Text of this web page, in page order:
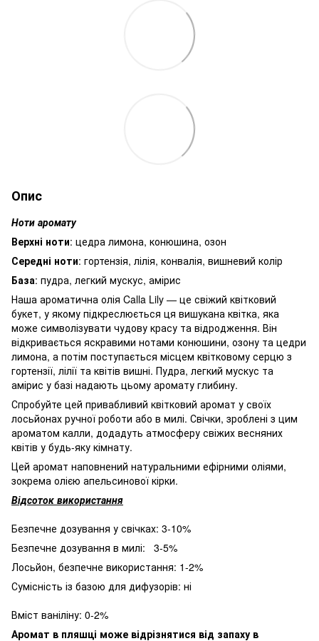
Опис
Ноти аромату
Верхні ноти: цедра лимона, конюшина, озон
Середні ноти: гортензія, лілія, конвалія, вишневий колір
База: пудра, легкий мускус, амірис
Наша ароматична олія Calla Lily — це свіжий квітковий
букет, у якому підкреслюється ця вишукана квітка, яка
може символізувати чудову красу та відродження. Він
відкривається яскравими нотами конюшини, озону та цедри
лимона, а потім поступається місцем квітковому серцю з
гортензії, лілії та квітів вишні. Пудра, легкий мускус та
амірис у базі надають цьому аромату глибину.
Спробуйте цей привабливий квітковий аромат у своїх
лосьйонах ручної роботи або в милі. Свічки, зроблені з цим
ароматом калли, додадуть атмосферу свіжих весняних
квітів у будь-яку кімнату.
Цей аромат наповнений натуральними ефірними оліями,
зокрема олією апельсинової кірки.
Відсоток використання
Безпечне дозування у свічках: 3-10%
Безпечне дозування в милі: 3-5%
Лосьйон, безпечне використання: 1-2%
Сумісність із базою для дифузорів: ні
Вміст ваніліну: 0-2%
Аромат в пляшці може відрізнятися від запаху в